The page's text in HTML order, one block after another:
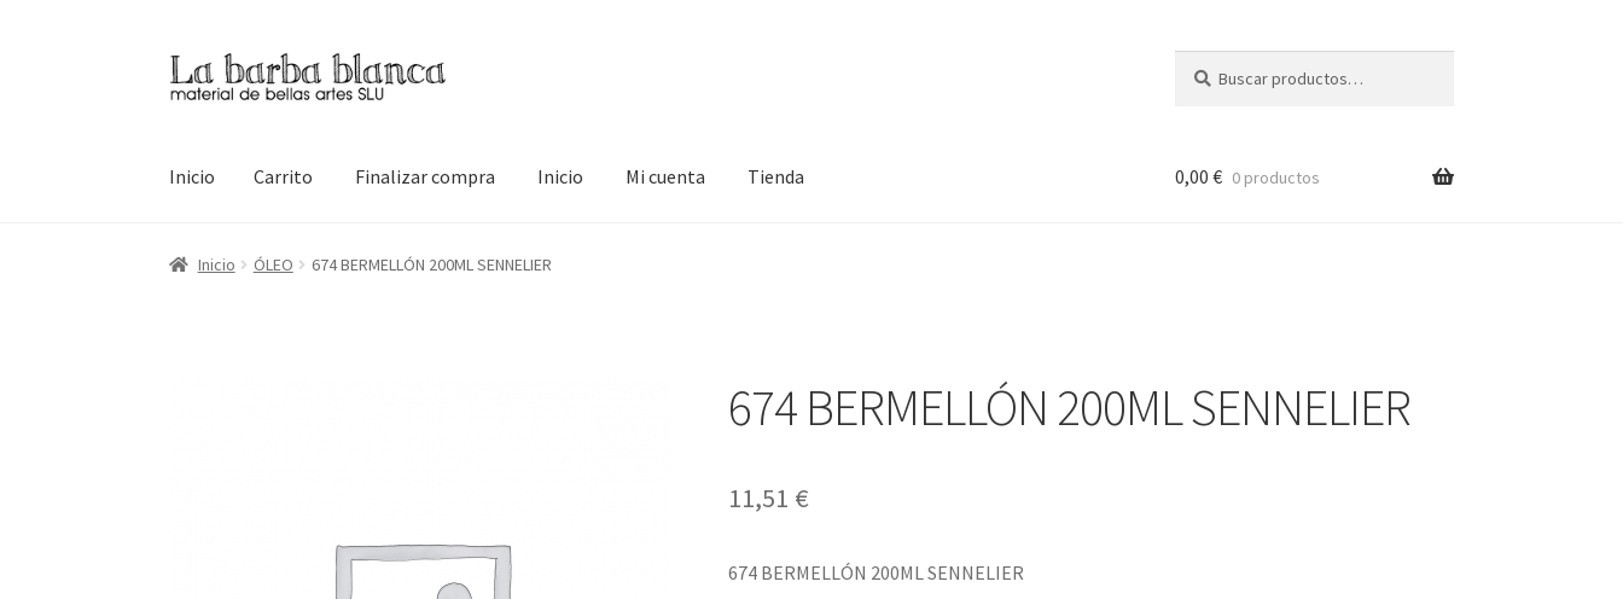
Ir
a
Ir
al
por:
Inicio Carrito Finalizar compra Inicio Mi cuenta Tienda
Inicio CarritoFinalizar compraInicio Mi cuenta
0,00 € 0 productos
Inicio ÓLEO 674 BERMELLÓN 200ML SENNELIER
674 BERMELLÓN 200ML SENNELIER
11,51 €
674 BERMELLÓN 200ML SENNELIER